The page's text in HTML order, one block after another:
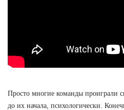
Просто многие команды проиграли
до их начала, психологически.